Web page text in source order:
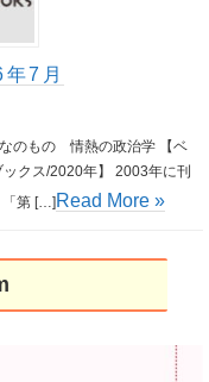
7月
のもの 情熱の政治学 【ベ
クス/2020年】 2003年に刊
「第 […] Read More »